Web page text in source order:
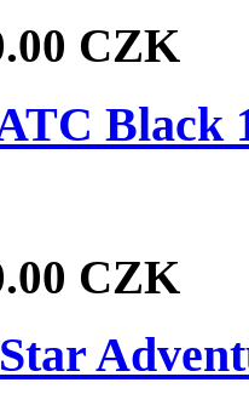
CZK
Black
CZK